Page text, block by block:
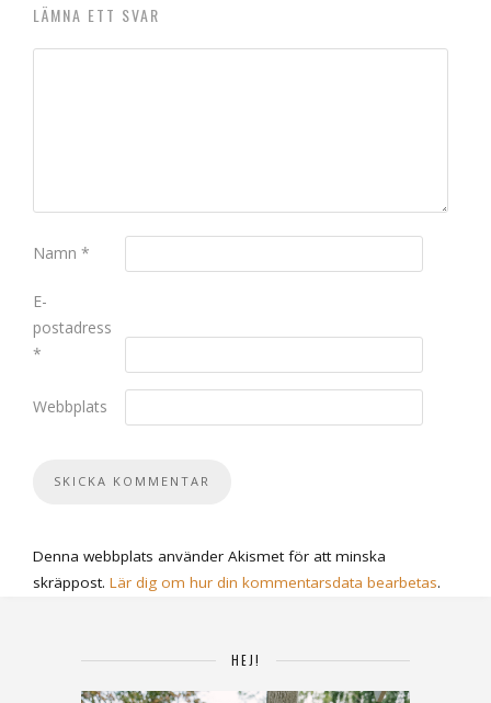
LÄMNA ETT SVAR
Namn *
E-
postadress
*
Webbplats
Denna webbplats använder Akismet för att minska
skräppost. Lär dig om hur din kommentarsdata bearbetas.
HEJ!